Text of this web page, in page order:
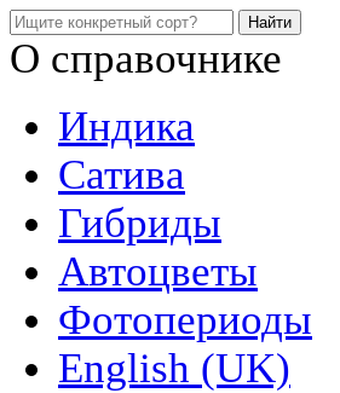
О справочнике
Индика
Сатива
Гибриды
Автоцветы
Фотопериоды
English (UK)